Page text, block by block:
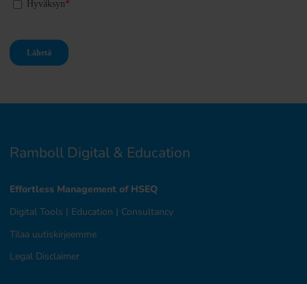
Ramboll Digital & Education
Effortless Management of HSEQ
Digital Tools | Education | Consultancy
Tilaa uutiskirjeemme
Legal Disclaimer